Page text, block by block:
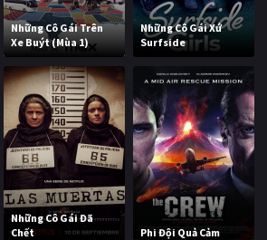
Những Cô Gái Trên
Xe Buýt (Mùa 1)
Những Cô Gái Xứ
Surfside
Những Cô Gái Đã
Chết
Phi Đội Quả Cảm